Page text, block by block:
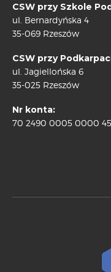
CSW przy Szkole
ul. Bernardyńska 4
35-069 Rzeszów
CSW przy
ul. Jagiellońska 6
35-025 Rzeszów
Nr konta:
70 2490 0005 0000